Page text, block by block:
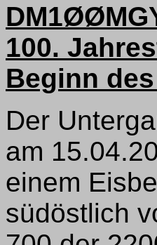
100.
Beginn
Der
am
einem
südöstlich